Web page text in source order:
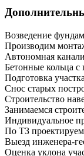
Возведение
Производим
Автономная
Бетонные кольца
Подготовка участка
Снос старых
Строительство
Занимаемся
Индивидуальное
По ТЗ
Выезд инженера-
Оценка уклона